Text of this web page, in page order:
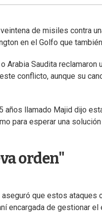
de misiles contra
en el Golfo que
Arabia Saudita
conflicto, aunque su
años llamado Majid dijo
para esperar una
orden"
aseguró que estos
encargada de gestionar